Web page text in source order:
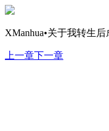
XManhua•关于我转生
上一章下一章